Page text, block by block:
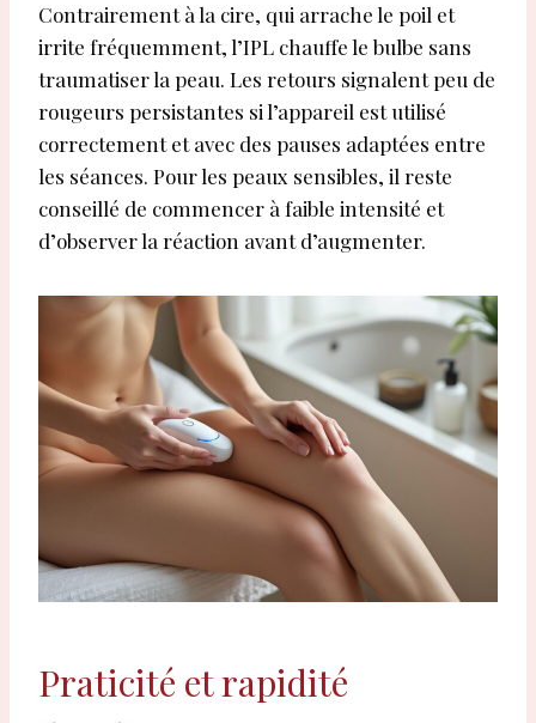
Contrairement à la cire, qui arrache le poil et
irrite fréquemment, l’IPL chauffe le bulbe sans
traumatiser la peau. Les retours signalent peu de
rougeurs persistantes si l’appareil est utilisé
correctement et avec des pauses adaptées entre
les séances. Pour les peaux sensibles, il reste
conseillé de commencer à faible intensité et
d’observer la réaction avant d’augmenter.
Praticité et rapidité